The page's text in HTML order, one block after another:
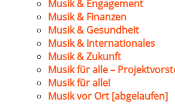
Musik & Engagement
Musik & Finanzen
Musik & Gesundheit
Musik & Internationales
Musik & Zukunft
Musik für alle –
Musik für alle!
Musik vor Ort [abgelaufen]